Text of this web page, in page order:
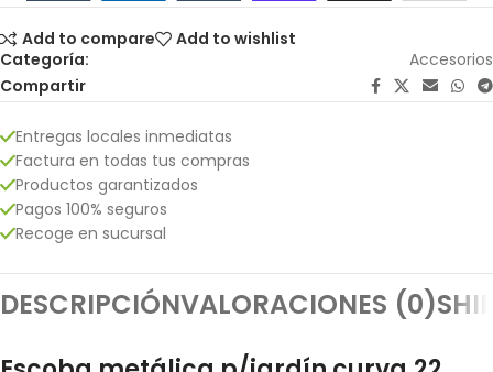
Add to compare
Add to wishlist
Categoría:
Accesorios
Compartir
Entregas locales inmediatas
Factura en todas tus compras
Productos garantizados
Pagos 100% seguros
Recoge en sucursal
DESCRIPCIÓNVALORACIONES (0)